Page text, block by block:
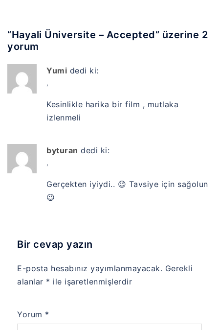
“Hayali Üniversite – Accepted” üzerine 2
yorum
Yumi dedi ki:
,
Kesinlikle harika bir film , mutlaka
izlenmeli
byturan dedi ki:
,
Gerçekten iyiydi.. 😉 Tavsiye için sağolun
😉
Bir cevap yazın
E-posta hesabınız yayımlanmayacak. Gerekli
alanlar * ile işaretlenmişlerdir
Yorum *